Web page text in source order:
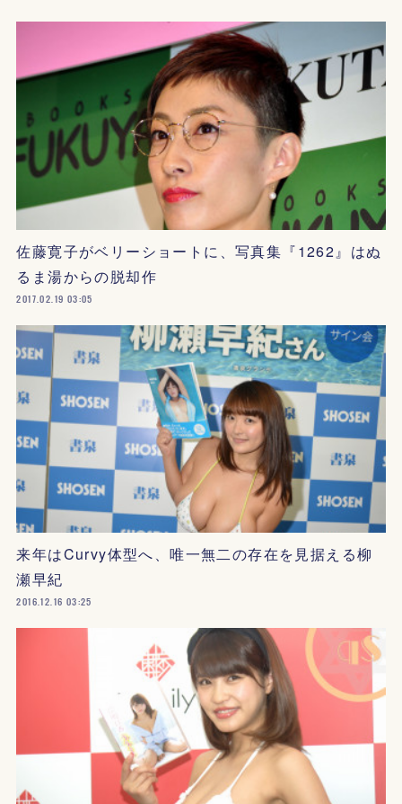
佐藤寛子がベリーショートに、写真集『1262』はぬ
るま湯からの脱却作
2017.02.19 03:05
来年はCurvy体型へ、唯一無二の存在を見据える柳
瀬早紀
2016.12.16 03:25